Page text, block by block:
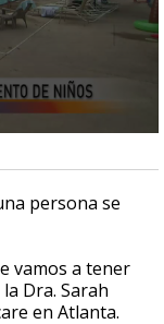
persona se
vamos a tener
Dra. Sarah
en Atlanta.